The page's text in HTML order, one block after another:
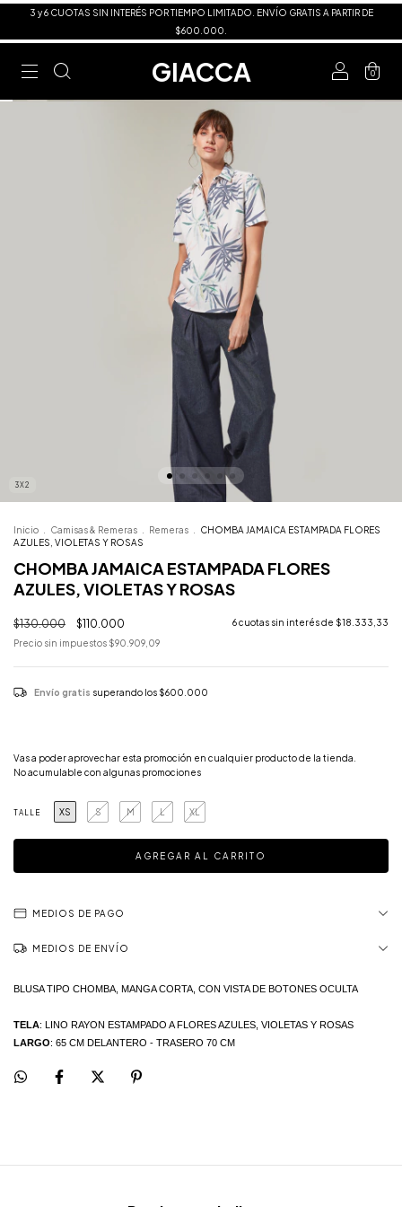
3 y 6 CUOTAS SIN INTERÉS POR TIEMPO LIMITADO. ENVÍO GRATIS A PARTIR DE
$600.000.
GIACCA 0
3X2
Inicio Camisas & Remeras Remeras
CHOMBA JAMAICA ESTAMPADA FLORES
AZULES, VIOLETAS Y ROSAS
CHOMBA JAMAICA ESTAMPADA FLORES
AZULES, VIOLETAS Y ROSAS
$130.000 $110.000 6cuotas sin interés de $18.333,33
Precio sin impuestos $90.909,09
Envío gratis superando los $600.000
Vas a poder aprovechar esta promoción en cualquier producto de la tienda.
No acumulable con algunas promociones
TALLE XS S M L XL
MEDIOS DE PAGO
MEDIOS DE ENVÍO
BLUSA TIPO CHOMBA, MANGA CORTA, CON VISTA DE BOTONES OCULTA
TELA: LINO RAYON ESTAMPADO A FLORES AZULES, VIOLETAS Y ROSAS
LARGO: 65 CM DELANTERO - TRASERO 70 CM